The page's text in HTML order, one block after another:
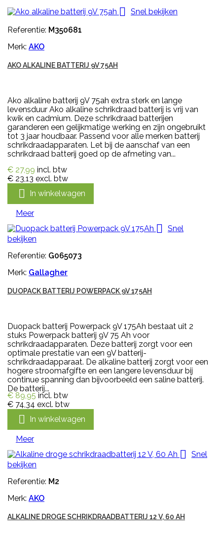

Snel bekijken
Referentie: M350681
Merk: AKO
AKO ALKALINE BATTERIJ 9V 75AH
Ako alkaline batterij 9V 75ah extra sterk en lange
levensduur Ako alkaline schrikdraad batterij is vrij van
kwik en cadmium. Deze schrikdraad batterijen
garanderen een gelijkmatige werking en zijn ongebruikt
tot 3 jaar houdbaar. Passend voor alle merken batterij
schrikdraadapparaten. Let bij de aanschaf van een
schrikdraad batterij goed op de afmeting van...
€ 27,99 incl. btw
€ 23,13 excl. btw
 In winkelwagen
Meer

Snel
bekijken
Referentie: G065073
Merk: Gallagher
DUOPACK BATTERIJ POWERPACK 9V 175AH
Duopack batterij Powerpack 9V 175Ah bestaat uit 2
stuks Powerpack batterij 9V 75 Ah voor
schrikdraadapparaten. Deze batterij zorgt voor een
optimale prestatie van een 9V batterij-
schrikdraadapparaat. De alkaline batterij zorgt voor een
hogere stroomafgifte en een langere levensduur bij
continue spanning dan bijvoorbeeld een saline batterij.
De batterij...
€ 89,95 incl. btw
€ 74,34 excl. btw
 In winkelwagen
Meer

Snel
bekijken
Referentie: M2
Merk: AKO
ALKALINE DROGE SCHRIKDRAADBATTERIJ 12 V, 60 AH